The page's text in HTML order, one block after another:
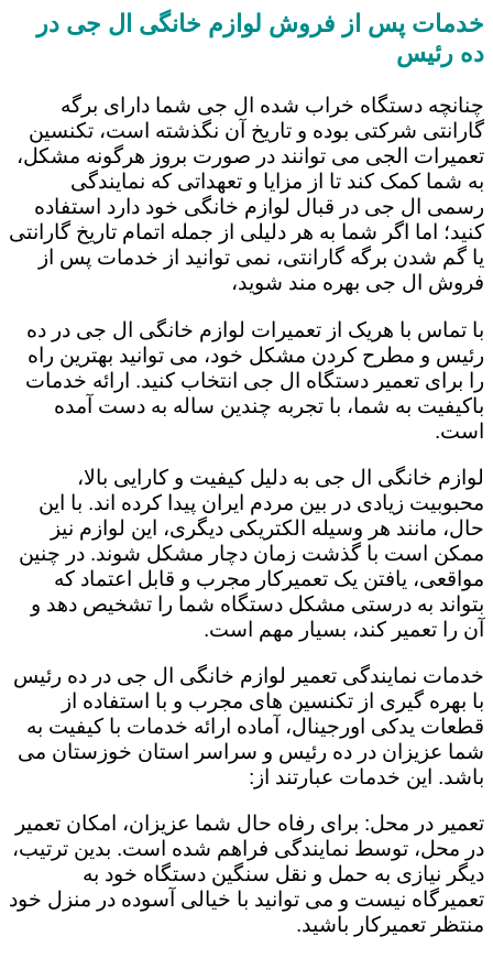
خدمات پس از فروش لوازم خانگی ال جی در
ده رئیس
چنانچه دستگاه خراب شده ال جی شما دارای برگه
گارانتی شرکتی بوده و تاریخ آن نگذشته است، تکنسین
تعمیرات الجی می توانند در صورت بروز هرگونه مشکل،
به شما کمک کند تا از مزایا و تعهداتی که نمایندگی
رسمی ال جی در قبال لوازم خانگی خود دارد استفاده
کنید؛ اما اگر شما به هر دلیلی از جمله اتمام تاریخ گارانتی
یا گم شدن برگه گارانتی، نمی توانید از خدمات پس از
فروش ال جی بهره مند شوید،
با تماس با هریک از تعمیرات لوازم خانگی ال جی در ده
رئیس و مطرح کردن مشکل خود، می توانید بهترین راه
را برای تعمیر دستگاه ال جی انتخاب کنید. ارائه خدمات
باکیفیت به شما، با تجربه چندین ساله به دست آمده
است.
لوازم خانگی ال جی به دلیل کیفیت و کارایی بالا،
محبوبیت زیادی در بین مردم ایران پیدا کرده اند. با این
حال، مانند هر وسیله الکتریکی دیگری، این لوازم نیز
ممکن است با گذشت زمان دچار مشکل شوند. در چنین
مواقعی، یافتن یک تعمیرکار مجرب و قابل اعتماد که
بتواند به درستی مشکل دستگاه شما را تشخیص دهد و
آن را تعمیر کند، بسیار مهم است.
خدمات نمایندگی تعمیر لوازم خانگی ال جی در ده رئیس
با بهره گیری از تکنسین های مجرب و با استفاده از
قطعات یدکی اورجینال، آماده ارائه خدمات با کیفیت به
شما عزیزان در ده رئیس و سراسر استان خوزستان می
باشد. این خدمات عبارتند از:
تعمیر در محل: برای رفاه حال شما عزیزان، امکان تعمیر
در محل، توسط نمایندگی فراهم شده است. بدین ترتیب،
دیگر نیازی به حمل و نقل سنگین دستگاه خود به
تعمیرگاه نیست و می توانید با خیالی آسوده در منزل خود
منتظر تعمیرکار باشید.